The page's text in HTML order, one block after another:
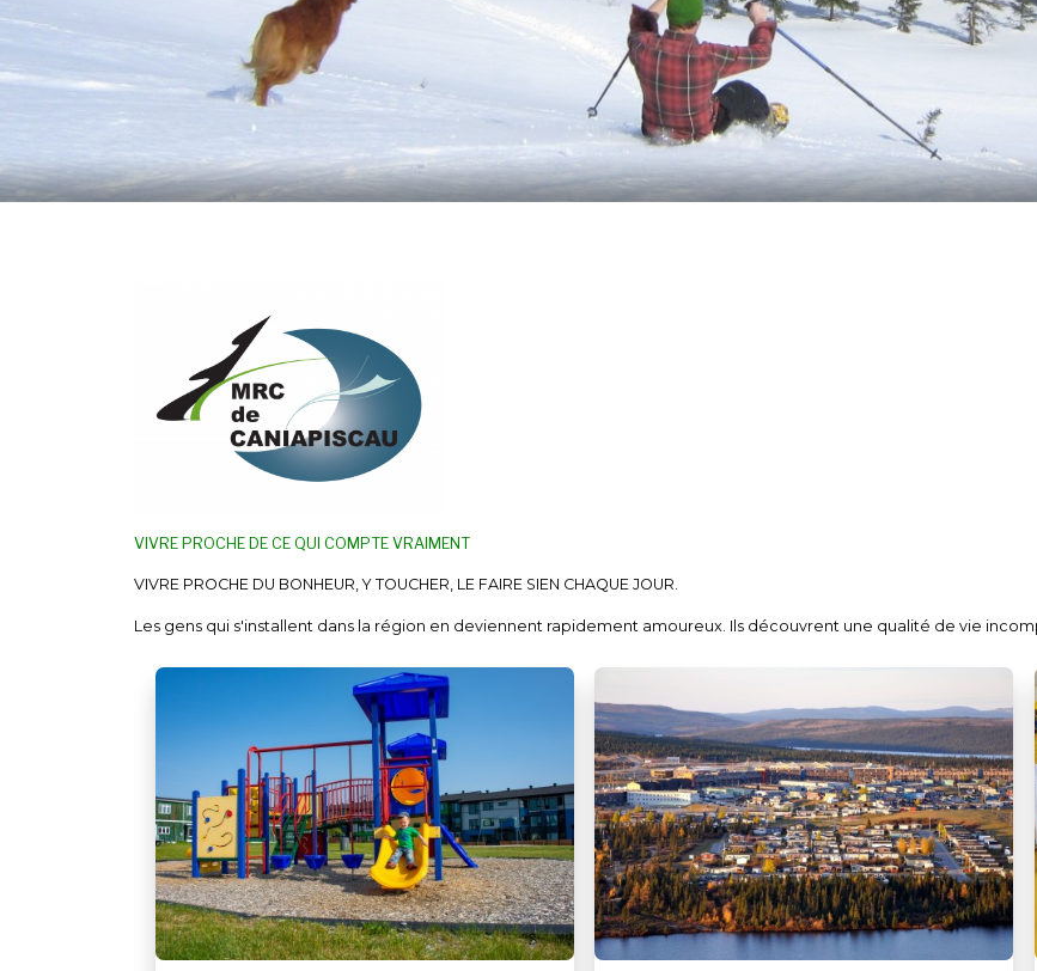
VIVRE PROCHE DE CE QUI COMPTE VRAIMENT
VIVRE PROCHE DU BONHEUR, Y TOUCHER, LE FAIRE SIEN CHAQUE JOUR.
Les gens qui s'installent dans la région en deviennent rapidement amoureux. Ils découvrent une qualité de vie
communauté. Le temps nous appartient, à un rythme que l'on peut définir à sa guise, pour vivre intensément sans